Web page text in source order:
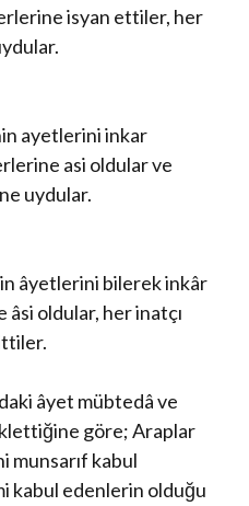
isyan ettiler, her
ayetlerini inkar
asi oldular ve
uydular.
âyetlerini bilerek inkâr
oldular, her inatçı
âyet mübtedâ ve
göre; Araplar
munsarıf kabul
kabul edenlerin olduğu